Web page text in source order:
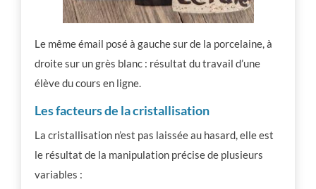
Le même émail posé à gauche sur de la porcelaine, à
droite sur un grès blanc : résultat du travail d’une
élève du cours en ligne.
Les facteurs de la cristallisation
La cristallisation n’est pas laissée au hasard, elle est
le résultat de la manipulation précise de plusieurs
variables :